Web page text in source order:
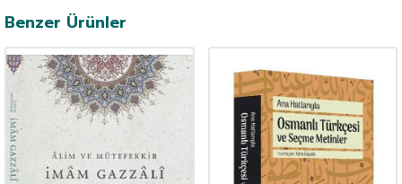
Benzer Ürünler